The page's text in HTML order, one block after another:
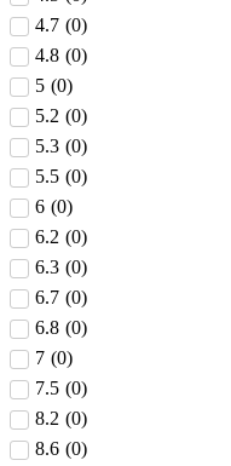
4.7 (0)
4.8 (0)
5 (0)
5.2 (0)
5.3 (0)
5.5 (0)
6 (0)
6.2 (0)
6.3 (0)
6.7 (0)
6.8 (0)
7 (0)
7.5 (0)
8.2 (0)
8.6 (0)